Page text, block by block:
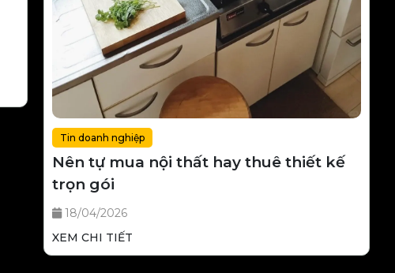
Tin doanh nghiệp
Nên tự mua nội thất hay thuê thiết kế
trọn gói
18/04/2026
XEM CHI TIẾT